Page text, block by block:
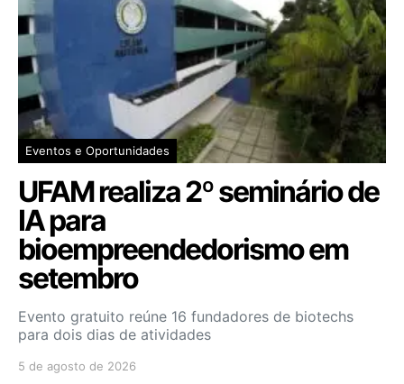
Eventos e Oportunidades
UFAM realiza 2º seminário de
IA para
bioempreendedorismo em
setembro
Evento gratuito reúne 16 fundadores de biotechs
para dois dias de atividades
5 de agosto de 2026